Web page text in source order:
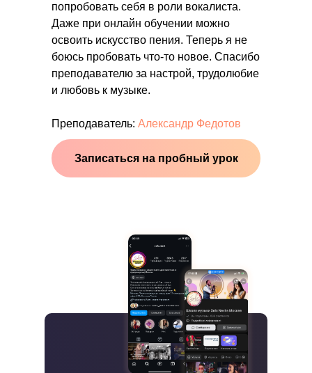
попробовать себя в роли вокалиста.
Даже при онлайн обучении можно
освоить искусство пения. Теперь я не
боюсь пробовать что-то новое. Спасибо
преподавателю за настрой, трудолюбие
и любовь к музыке.
Преподаватель: Александр Федотов
Записаться на пробный урок